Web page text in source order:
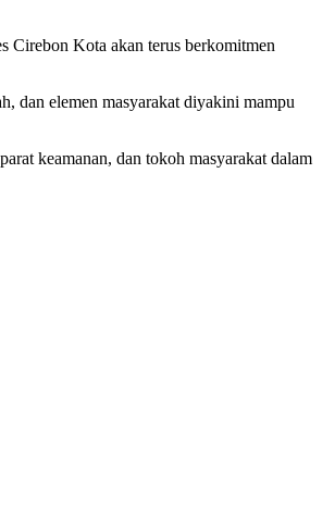
Cirebon Kota akan terus berkomitmen
dan elemen masyarakat diyakini mampu
keamanan, dan tokoh masyarakat dalam